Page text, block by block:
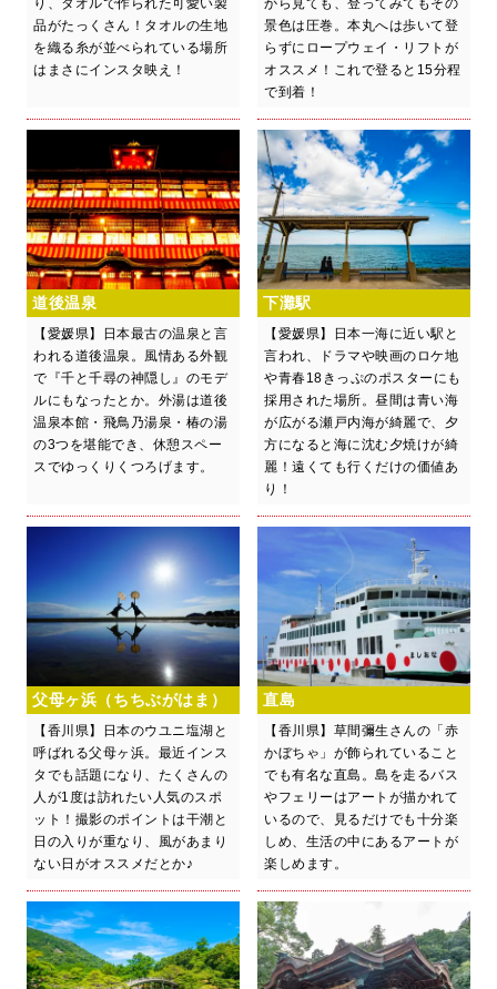
り、タオルで作られた可愛い製
品がたっくさん！タオルの生地
を織る糸が並べられている場所
はまさにインスタ映え！
から見ても、登ってみてもその
景色は圧巻。本丸へは歩いて登
らずにロープウェイ・リフトが
オススメ！これで登ると15分程
で到着！
道後温泉
【愛媛県】日本最古の温泉と言
われる道後温泉。風情ある外観
で『千と千尋の神隠し』のモデ
ルにもなったとか。外湯は道後
温泉本館・飛鳥乃湯泉・椿の湯
の3つを堪能でき、休憩スペー
スでゆっくりくつろげます。
下灘駅
【愛媛県】日本一海に近い駅と
言われ、ドラマや映画のロケ地
や青春18きっぷのポスターにも
採用された場所。昼間は青い海
が広がる瀬戸内海が綺麗で、夕
方になると海に沈む夕焼けが綺
麗！遠くても行くだけの価値あ
り！
父母ヶ浜（ちちぶがはま）
【香川県】日本のウユニ塩湖と
呼ばれる父母ヶ浜。最近インス
タでも話題になり、たくさんの
人が1度は訪れたい人気のスポ
ット！撮影のポイントは干潮と
日の入りが重なり、風があまり
ない日がオススメだとか♪
直島
【香川県】草間彌生さんの「赤
かぼちゃ」が飾られていること
でも有名な直島。島を走るバス
やフェリーはアートが描かれて
いるので、見るだけでも十分楽
しめ、生活の中にあるアートが
楽しめます。